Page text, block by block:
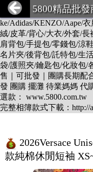
DESCENTE/LV/
CIAGA/DIOR/Hermes/
ke/Adidas/KENZO/Aape/
絨/皮革/背心/大衣/外套/
肩背包/手提包/零錢包/涼
名片夾/後背包/託特包/生
袋/護照夾/鑰匙包/化妝包/
售｜可批發｜團購長期配
發 團購 擺灘 待業媽媽 代
選款： www.5800.com.tw
完整相簿款式下載：http://
5800精品批發
2026Versace
款純棉休閒短袖